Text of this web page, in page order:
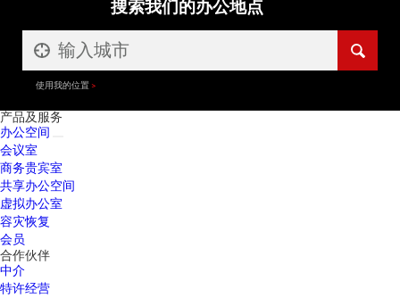
搜索我们的办公地点
使用我的位置
产品及服务
办公空间
会议室
商务贵宾室
共享办公空间
虚拟办公室
容灾恢复
会员
合作伙伴
中介
特许经营